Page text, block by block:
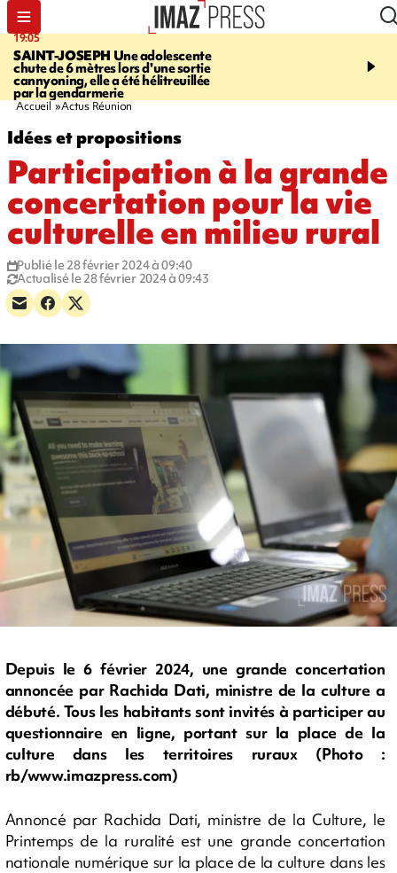
19:05
SAINT-JOSEPH Une adolescente
chute de 6 mètres lors d'une sortie
cannyoning, elle a été hélitreuillée
par la gendarmerie
20:44
rouée de coups,
Accueil Actus Réunion
Idées et propositions
Participation à la grande
concertation pour la vie
culturelle en milieu rural
Publié le 28 février 2024 à 09:40
Actualisé le 28 février 2024 à 09:43
Depuis le 6 février 2024, une grande concertation
annoncée par Rachida Dati, ministre de la culture a
débuté. Tous les habitants sont invités à participer au
questionnaire en ligne, portant sur la place de la
culture dans les territoires ruraux (Photo :
rb/www.imazpress.com)
Annoncé par Rachida Dati, ministre de la Culture, le
Printemps de la ruralité est une grande concertation
nationale numérique sur la place de la culture dans les